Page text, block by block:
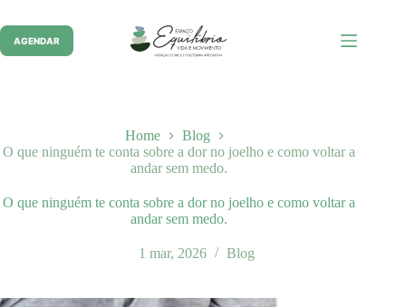
para
conteúdo
AGENDAR
Home
Blog
O que ninguém te conta sobre a dor no joelho e como voltar a
andar sem medo.
O que ninguém te conta sobre a dor no joelho e como voltar a
andar sem medo.
1 mar, 2026 Blog